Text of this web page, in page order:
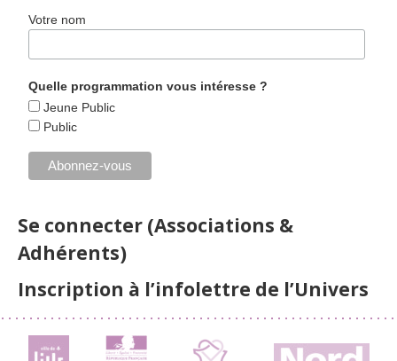
Votre nom
Quelle programmation vous intéresse ?
Jeune Public
Public
Se connecter (Associations &
Adhérents)
Inscription à l’infolettre de l’Univers